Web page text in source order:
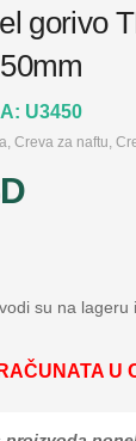
gorivo
U3450
, Creva za naftu,
su na
U